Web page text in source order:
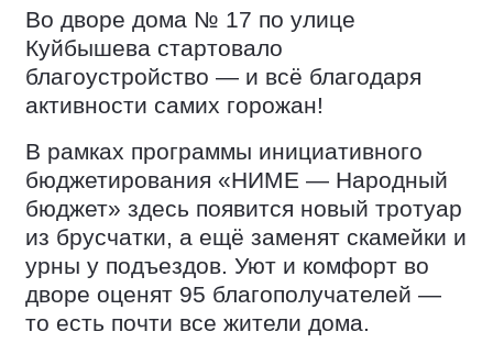
Во дворе дома № 17 по улице
Куйбышева стартовало
благоустройство — и всё благодаря
активности самих горожан!
В рамках программы инициативного
бюджетирования «НИМЕ — Народный
бюджет» здесь появится новый тротуар
из брусчатки, а ещё заменят скамейки и
урны у подъездов. Уют и комфорт во
дворе оценят 95 благополучателей —
то есть почти все жители дома.